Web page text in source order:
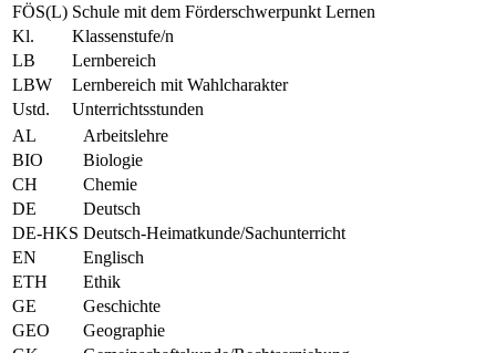
FÖS(L) Schule mit dem Förderschwerpunkt Lernen
Kl.
Klassenstufe/n
LB
Lernbereich
LBW
Lernbereich mit Wahlcharakter
Ustd.
Unterrichtsstunden
AL
Arbeitslehre
BIO
Biologie
CH
Chemie
DE
Deutsch
DE-HKS Deutsch-Heimatkunde/Sachunterricht
EN
Englisch
ETH
Ethik
GE
Geschichte
GEO
Geographie